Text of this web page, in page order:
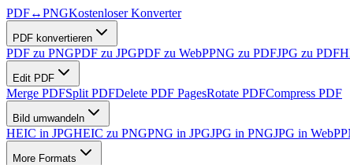
PDF↔PNGKostenloser Konverter
PDF konvertieren
PDF zu PNGPDF zu JPGPDF zu WebPPNG zu PDFJPG zu PDF
Edit PDF
Merge PDFSplit PDFDelete PDF PagesRotate PDFCompress PDF
Bild umwandeln
HEIC in JPGHEIC zu PNGPNG in JPGJPG in PNGJPG in WebP
More Formats